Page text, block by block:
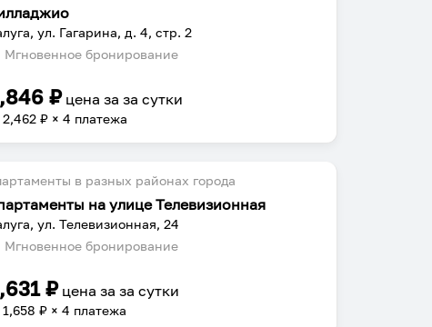
ул. Гагарина, д. 4, стр. 2
Мгновенное бронирование
₽ цена заза сутки
2,462 ₽ × 4 платежа
в разных районах города
на улице Телевизионная
ул. Телевизионная, 24
Мгновенное бронирование
₽ цена заза сутки
1,658 ₽ × 4 платежа